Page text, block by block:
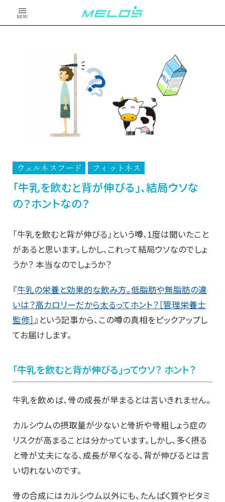
MENU
ウェルネスフード フィットネス
「牛乳を飲むと背が伸びる」、結局ウソな
の？ホントなの？
「牛乳を飲むと背が伸びる」という噂、1度は聞いたこと
があると思います。しかし、これって結局ウソなのでしょ
うか？ 本当なのでしょうか？
『牛乳の栄養と効果的な飲み方。低脂肪や無脂肪の違
いは？高カロリーだから太るってホント？［管理栄養士
監修］ 』という記事から、この噂の真相をピックアップし
てお届けします。
「牛乳を飲むと背が伸びる」ってウソ？ ホント？
牛乳を飲めば、骨の成長が早まるとは言いきれません。
カルシウムの摂取量が少ないと骨折や骨粗しょう症の
リスクが高まることは分かっています。しかし、多く摂る
と骨が丈夫になる、成長が早くなる、背が伸びるとは言
い切れないのです。
骨の合成にはカルシウム以外にも、たんぱく質やビタミ